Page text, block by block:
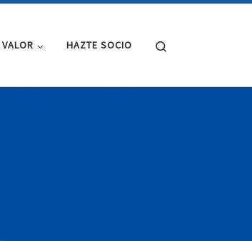
HAZTE SOCIO